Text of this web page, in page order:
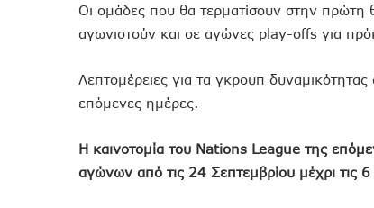
Οι ομάδες που θα τερματίσουν στην πρώτη
αγωνιστούν και σε αγώνες play-offs για
Λεπτομέρειες για τα γκρουπ
επόμενες ημέρες.
Η καινοτομία του Nations League της
αγώνων από τις 24 Σεπτεμβρίου μέχρι τις